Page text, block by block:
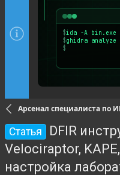
Арсенал специалиста по
Статья
DFIR
Velociraptor,
настройка